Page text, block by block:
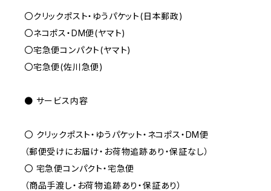
〇クリックポスト・ゆうパケット(日本郵政)
〇ネコポス・DM便(ヤマト)
〇宅急便コンパクト(ヤマト)
〇宅急便(佐川急便)
● サービス内容
〇 クリックポスト・ゆうパケット・ネコポス・DM便
（郵便受けにお届け・お荷物追跡あり・保証なし）
〇 宅急便コンパクト・宅急便
（商品手渡し・お荷物追跡あり・保証あり）